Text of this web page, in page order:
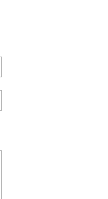
Posta:*